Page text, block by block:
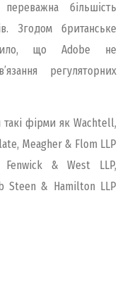
більшість
Згодом британське
що Adobe не
регуляторних
фірми як Wachtell,
Meagher & Flom LLP
Fenwick & West LLP,
Steen & Hamilton LLP